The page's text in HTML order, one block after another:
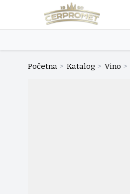
Početna > Katalog > Vino >